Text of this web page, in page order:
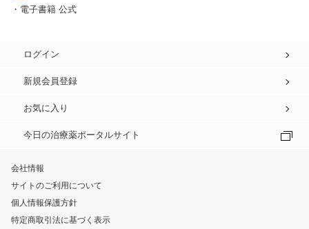
・電子書籍 公式
ログイン
新規会員登録
お気に入り
今日の治療薬ポータルサイト
会社情報
サイトのご利用について
個人情報保護方針
特定商取引法に基づく表示